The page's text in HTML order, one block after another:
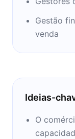
Gestão
venda
Ideias-
O